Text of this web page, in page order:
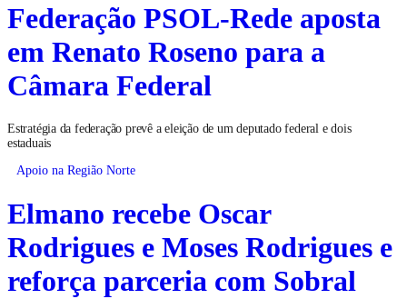
Federação PSOL-Rede aposta
em Renato Roseno para a
Câmara Federal
Estratégia da federação prevê a eleição de um deputado federal e dois
estaduais
Apoio na Região Norte
Elmano recebe Oscar
Rodrigues e Moses Rodrigues e
reforça parceria com Sobral